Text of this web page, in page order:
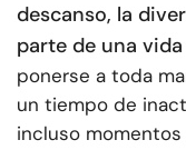
descanso, la
parte de una vida
ponerse a toda
un tiempo de
incluso